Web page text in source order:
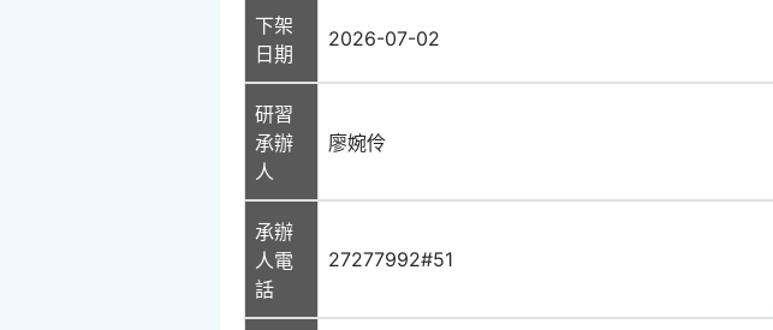
下架
日期
2026-07-02
研習
承辦
人
廖婉伶
承辦
人電
話
27277992#51